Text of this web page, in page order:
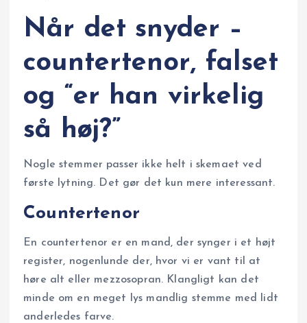
Når det snyder –
countertenor, falset
og “er han virkelig
så høj?”
Nogle stemmer passer ikke helt i skemaet ved
første lytning. Det gør det kun mere interessant.
Countertenor
En countertenor er en mand, der synger i et højt
register, nogenlunde der, hvor vi er vant til at
høre alt eller mezzosopran. Klangligt kan det
minde om en meget lys mandlig stemme med lidt
anderledes farve.